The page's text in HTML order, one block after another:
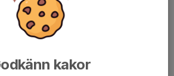
senast onsdag den 13 maj klockan 17.00.
förlora sin plats och annan spelare kallas.
till ledare som är ansvarig för matchen
kakor